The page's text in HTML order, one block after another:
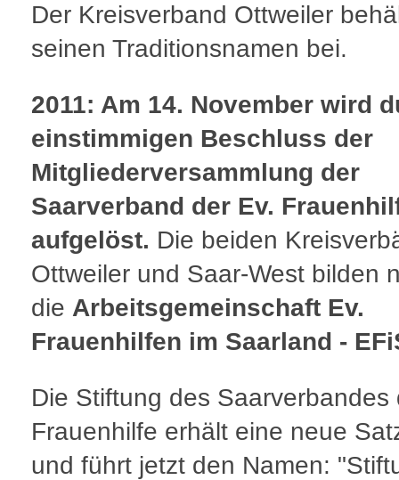
Der Kreisverband Ottweiler
seinen Traditionsnamen bei.
2011: Am 14. November wird
einstimmigen Beschluss der
Mitgliederversammlung der
Saarverband der Ev.
aufgelöst. Die beiden
Ottweiler und Saar-West bilden
die Arbeitsgemeinschaft Ev.
Frauenhilfen im Saarland -
Die Stiftung des Saarverbandes
Frauenhilfe erhält eine neue
und führt jetzt den Namen: